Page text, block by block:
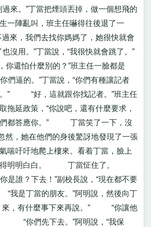
。”丁當把煙頭丟掉，做一個想飛的
一陣亂叫，班主任嚇得往後退了一
過來，我們去找你媽媽了，她很快就會
用。”丁當說，“我很快就會跳了。”
還怕什麼別的？”班主任一臉都是
的。”丁當說，“你們有種讓記者
。” “好，這就跟你找記者。”班主任
拖延政策，“你說吧，還有什麼要求，
們都答應你。” 丁當笑了一下，沒
她在他們的身後驚訝地發現了一張
喘吁吁地爬上樓來。看着丁當，臉上
寫得明明白白。 丁當怔住了。
？下去！”副校長說，“現在都不要
是丁當的朋友。”阿明說，然後向丁
來，有什麼事下來再說。” “你讓他
“你們先下去。”阿明說，“我保